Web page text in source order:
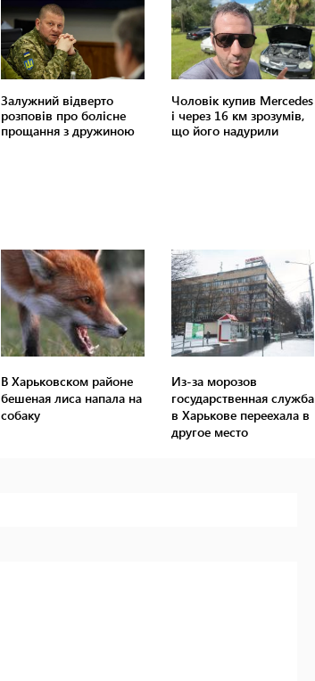
В Харьковском районе
бешеная лиса напала на
собаку
Из-за морозов
государственная служба
в Харькове переехала в
другое место